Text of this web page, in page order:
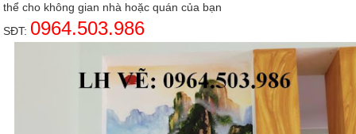
thể cho không gian nhà hoặc quán của bạn
SĐT: 0964.503.986